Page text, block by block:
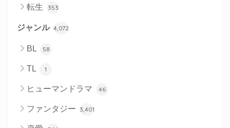
転生 353
ジャンル 4,072
BL 58
TL 1
ヒューマンドラマ 46
ファンタジー 3,401